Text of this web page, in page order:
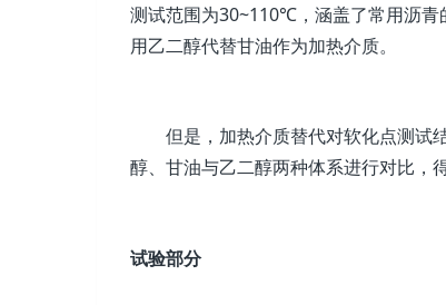
测试范围为30~110℃，涵盖了常用沥青
用乙二醇代替甘油作为加热介质。
但是，加热介质替代对软化点测试
醇、甘油与乙二醇两种体系进行对比，
试验部分